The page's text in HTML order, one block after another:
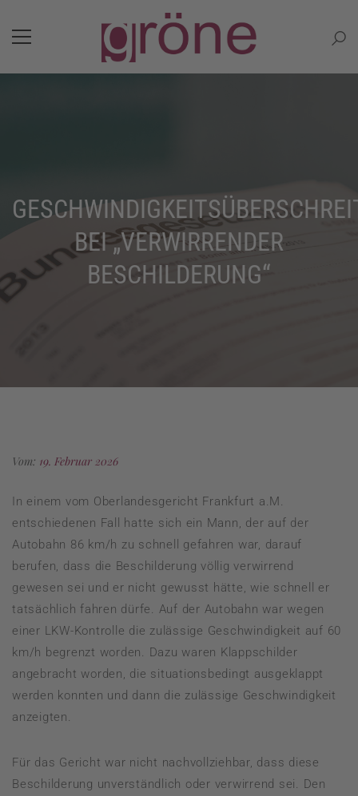
BEI „VERWIRRENDER
BESCHILDERUNG“
Vom: 19. Februar 2026
In einem vom Oberlandesgericht Frankfurt a.M.
entschiedenen Fall hatte sich ein Mann, der auf der
Autobahn 86 km/h zu schnell gefahren war, darauf
berufen, dass die Beschilderung völlig verwirrend
gewesen sei und er nicht gewusst hätte, wie schnell er
tatsächlich fahren dürfe. Auf der Autobahn war wegen
einer LKW-Kontrolle die zulässige Geschwindigkeit auf 60
km/h begrenzt worden. Dazu waren Klappschilder
angebracht worden, die situationsbedingt ausgeklappt
werden konnten und dann die zulässige Geschwindigkeit
anzeigten.
Für das Gericht war nicht nachvollziehbar, dass diese
Beschilderung unverständlich oder verwirrend sei. Den